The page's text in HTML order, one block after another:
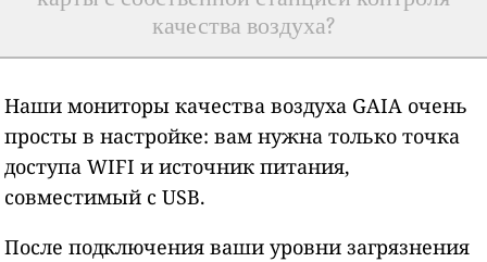
качества воздуха?
Наши мониторы качества воздуха GAIA очень
просты в настройке: вам нужна только точка
доступа WIFI и источник питания,
совместимый с USB.
После подключения ваши уровни загрязнения